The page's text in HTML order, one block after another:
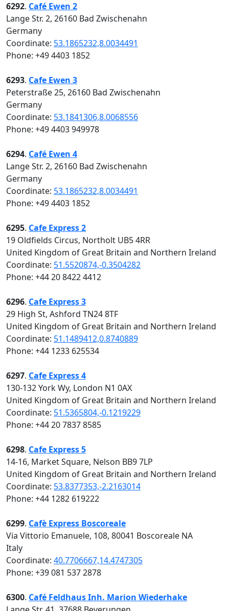
6292. Café Ewen 2
Lange Str. 2, 26160 Bad Zwischenahn
Germany
Coordinate: 53.1865232,8.0034491
Phone: +49 4403 1852
6293. Cafe Ewen 3
Peterstraße 25, 26160 Bad Zwischenahn
Germany
Coordinate: 53.1841306,8.0068556
Phone: +49 4403 949978
6294. Café Ewen 4
Lange Str. 2, 26160 Bad Zwischenahn
Germany
Coordinate: 53.1865232,8.0034491
Phone: +49 4403 1852
6295. Cafe Express 2
19 Oldfields Circus, Northolt UB5 4RR
United Kingdom of Great Britain and Northern Ireland
Coordinate: 51.5520874,-0.3504282
Phone: +44 20 8422 4412
6296. Cafe Express 3
29 High St, Ashford TN24 8TF
United Kingdom of Great Britain and Northern Ireland
Coordinate: 51.1489412,0.8740889
Phone: +44 1233 625534
6297. Cafe Express 4
130-132 York Wy, London N1 0AX
United Kingdom of Great Britain and Northern Ireland
Coordinate: 51.5365804,-0.1219229
Phone: +44 20 7837 8585
6298. Cafe Express 5
14-16, Market Square, Nelson BB9 7LP
United Kingdom of Great Britain and Northern Ireland
Coordinate: 53.8377353,-2.2163014
Phone: +44 1282 619222
6299. Cafè Express Boscoreale
Via Vittorio Emanuele, 108, 80041 Boscoreale NA
Italy
Coordinate: 40.7706667,14.4747305
Phone: +39 081 537 2878
6300. Café Feldhaus Inh. Marion Wiederhake